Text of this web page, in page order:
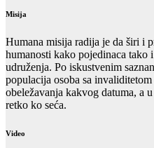
Misija
Humana misija radija je da širi i
humanosti kako pojedinaca tako
udruženja. Po iskustvenim
populacija osoba sa
obeležavanja kakvog datuma, a
retko ko seća.
Video